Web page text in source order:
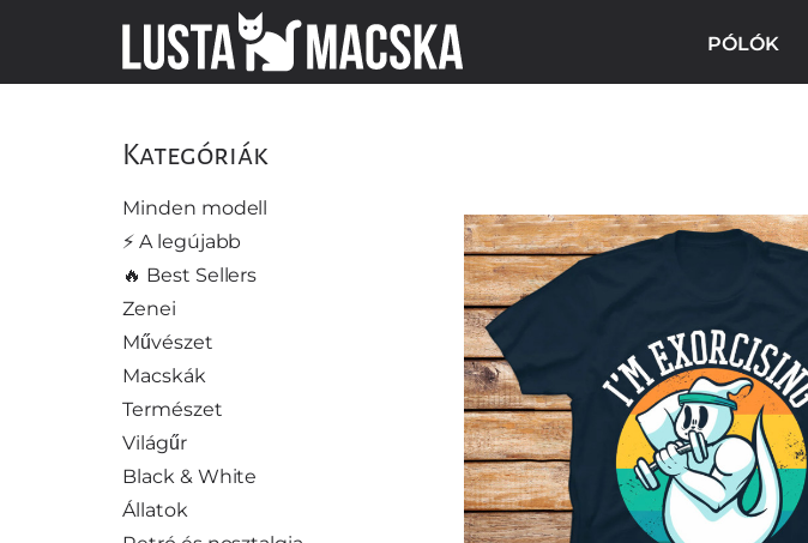
PÓLÓK
Kategóriák
Minden modell
⚡️ A legújabb
🔥 Best Sellers
Zenei
Művészet
Macskák
Természet
Világűr
Black & White
Állatok